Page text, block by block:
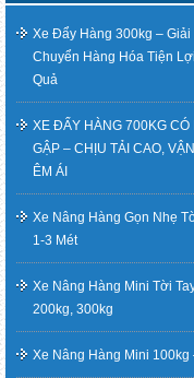
Xe Đẩy Hàng 300kg – Giải
Chuyển Hàng Hóa Tiện
Quả
XE ĐẨY HÀNG 700KG CÓ
GẬP – CHỊU TẢI CAO,
ÊM ÁI
Xe Nâng Hàng Gọn Nhẹ
1-3 Mét
Xe Nâng Hàng Mini Tời
200kg, 300kg
Xe Nâng Hàng Mini 100kg